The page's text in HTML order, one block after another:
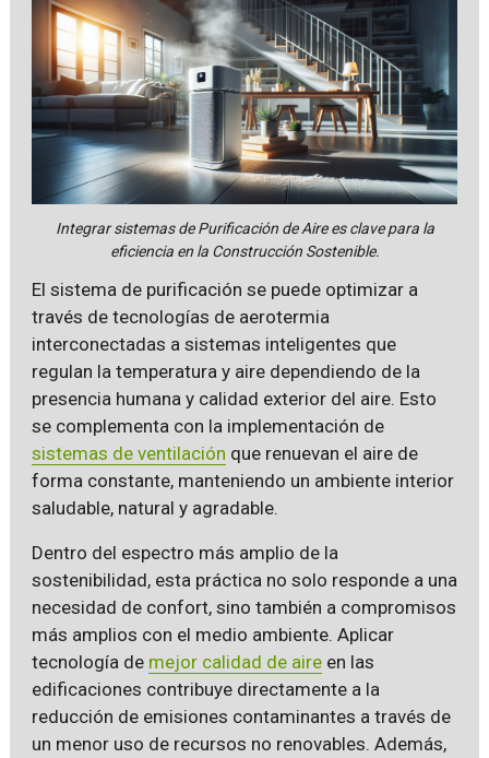
Integrar sistemas de Purificación de Aire es clave para la
eficiencia en la Construcción Sostenible.
El sistema de purificación se puede optimizar a
través de tecnologías de aerotermia
interconectadas a sistemas inteligentes que
regulan la temperatura y aire dependiendo de la
presencia humana y calidad exterior del aire. Esto
se complementa con la implementación de
sistemas de ventilación que renuevan el aire de
forma constante, manteniendo un ambiente interior
saludable, natural y agradable.
Dentro del espectro más amplio de la
sostenibilidad, esta práctica no solo responde a una
necesidad de confort, sino también a compromisos
más amplios con el medio ambiente. Aplicar
tecnología de mejor calidad de aireen las
edificaciones contribuye directamente a la
reducción de emisiones contaminantes a través de
un menor uso de recursos no renovables. Además,